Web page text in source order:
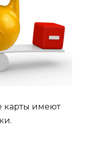
карты имеют